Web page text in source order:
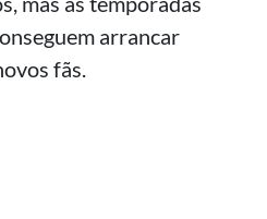
arrancar
fãs.